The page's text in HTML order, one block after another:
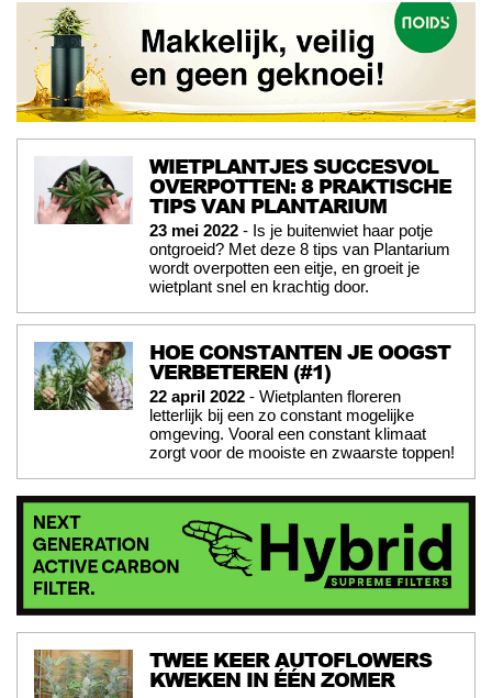
WIETPLANTJES SUCCESVOL
OVERPOTTEN: 8 PRAKTISCHE
TIPS VAN PLANTARIUM
23 mei 2022 - Is je buitenwiet haar potje
ontgroeid? Met deze 8 tips van Plantarium
wordt overpotten een eitje, en groeit je
wietplant snel en krachtig door.
HOE CONSTANTEN JE OOGST
VERBETEREN (#1)
22 april 2022 - Wietplanten floreren
letterlijk bij een zo constant mogelijke
omgeving. Vooral een constant klimaat
zorgt voor de mooiste en zwaarste toppen!
TWEE KEER AUTOFLOWERS
KWEKEN IN ÉÉN ZOMER